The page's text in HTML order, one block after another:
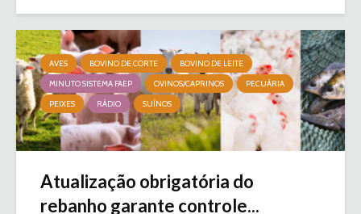
AVES BOVINO DE CORTE
BOVINO DE LEITE
MINUTO SISTEMA FAEP
OVINOS/CAPRINOS
PECUÁRIA
PEIXES
RÁDIO SUÍNOS
Atualização obrigatória do
rebanho garante controle...